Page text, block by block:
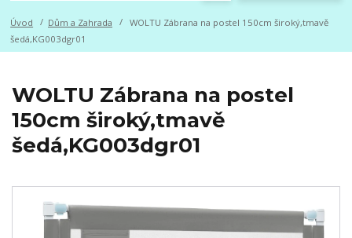
Úvod Dům a Zahrada
WOLTU Zábrana na postel 150cm široký,tmavě
šedá,KG003dgr01
WOLTU Zábrana na postel
150cm široký,tmavě
šedá,KG003dgr01